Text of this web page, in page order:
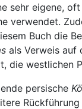
sehr eigene,
verwendet.
Buch die
als Verweis auf
die westlichen
persische
Rückführung